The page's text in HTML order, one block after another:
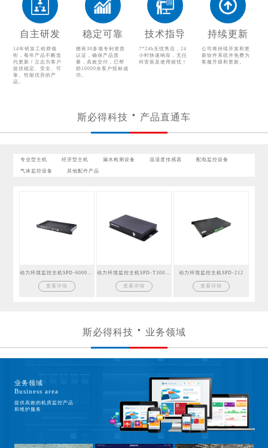
配电监控设备
气体监控设备
其他配件产品
自主研发
14年研发工程师领
衔，每年产品不断迭
代更新！立志为客户
提供稳定、安全、可
靠、性能优异的产
品。
稳定可靠
拥有30多项专利资质
认证，确保产品质
量，高效交付，已帮
助10000余客户投标成
功。
技术指导
7*24h无忧售后，24
小时快速响应，无任
何安装及使用烦忧！
持续更新
公司将持续开发和更
新软件系统并免费为
客服升级和更新。
斯必得科技 产品直通车
专业型主机 经济型主机 漏水检测设备 温湿度传感器 配电监控设备
气体监控设备 其他配件产品
查看详情 查看详情
动力环境监控主机SPD-212
查看详情
斯必得科技 业务领域
业务领域
Business area
提供高效的机房监控产品
和维护服务